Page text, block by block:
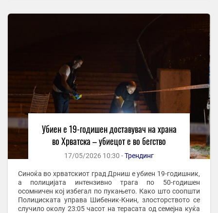
Убиен е 19-годишен доставувач на храна
во Хрватска – убиецот е во бегство
17/05/2026 10:30 -Трендинг
Синоќа во хрватскиот град Дрниш е убиен 19-годишник,
а полицијата интензивно трага по 50-годишен
осомничен кој избегал по пукањето. Како што соопшти
Полициската управа Шибеник-Книн, злосторството се
случило околу 23:05 часот на терасата од семејна куќа